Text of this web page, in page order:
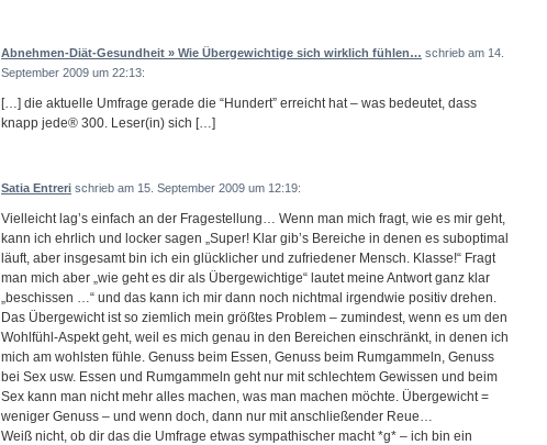
Abnehmen-Diät-Gesundheit » Wie Übergewichtige sich wirklich fühlen… schrieb am 14.
September 2009 um 22:13:
[…] die aktuelle Umfrage gerade die “Hundert” erreicht hat – was bedeutet, dass
knapp jede® 300. Leser(in) sich […]
Satia Entreri schrieb am 15. September 2009 um 12:19:
Vielleicht lag’s einfach an der Fragestellung… Wenn man mich fragt, wie es mir geht,
kann ich ehrlich und locker sagen „Super! Klar gib’s Bereiche in denen es suboptimal
läuft, aber insgesamt bin ich ein glücklicher und zufriedener Mensch. Klasse!“ Fragt
man mich aber „wie geht es dir als Übergewichtige“ lautet meine Antwort ganz klar
„beschissen …“ und das kann ich mir dann noch nichtmal irgendwie positiv drehen.
Das Übergewicht ist so ziemlich mein größtes Problem – zumindest, wenn es um den
Wohlfühl-Aspekt geht, weil es mich genau in den Bereichen einschränkt, in denen ich
mich am wohlsten fühle. Genuss beim Essen, Genuss beim Rumgammeln, Genuss
bei Sex usw. Essen und Rumgammeln geht nur mit schlechtem Gewissen und beim
Sex kann man nicht mehr alles machen, was man machen möchte. Übergewicht =
weniger Genuss – und wenn doch, dann nur mit anschließender Reue…
Weiß nicht, ob dir das die Umfrage etwas sympathischer macht *g* – ich bin ein